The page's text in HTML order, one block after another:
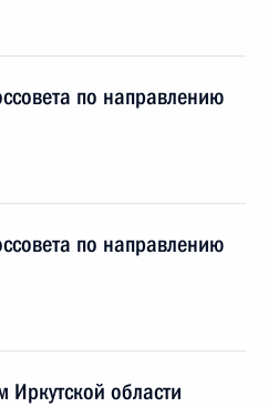
по направлению
по направлению
Иркутской области